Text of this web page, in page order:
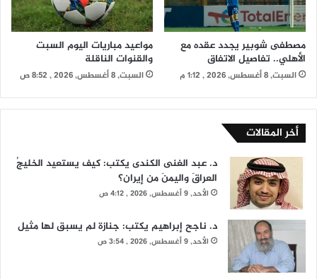
مصطفى شوبير يجدد عقده مع
الأهلي.. تفاصيل الاتفاق
السبت, 8 أغسطس, 2026 , 1:12 م
مواعيد مباريات اليوم السبت
والقنوات الناقلة
السبت, 8 أغسطس, 2026 , 8:52 ص
أخر المقالات
د. عبد الغنى الكندى يكتب: كيف يستعيد الخليجُ
العراقَ واليمنَ من إيران؟
الأحد, 9 أغسطس, 2026 , 4:12 ص
د. ناجح إبراهيم يكتب: جنازة لم يسبق لها مثيل
الأحد, 9 أغسطس, 2026 , 3:54 ص